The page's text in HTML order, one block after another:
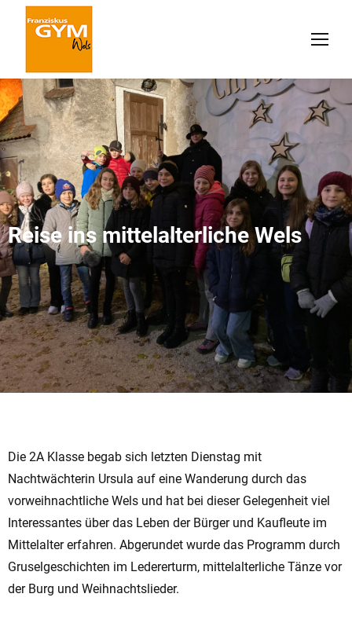
Reise ins mittelalterliche Wels
Die 2A Klasse begab sich letzten Dienstag mit
Nachtwächterin Ursula auf eine Wanderung durch das
vorweihnachtliche Wels und hat bei dieser Gelegenheit viel
Interessantes über das Leben der Bürger und Kaufleute im
Mittelalter erfahren. Abgerundet wurde das Programm durch
Gruselgeschichten im Ledererturm, mittelalterliche Tänze vor
der Burg und Weihnachtslieder.